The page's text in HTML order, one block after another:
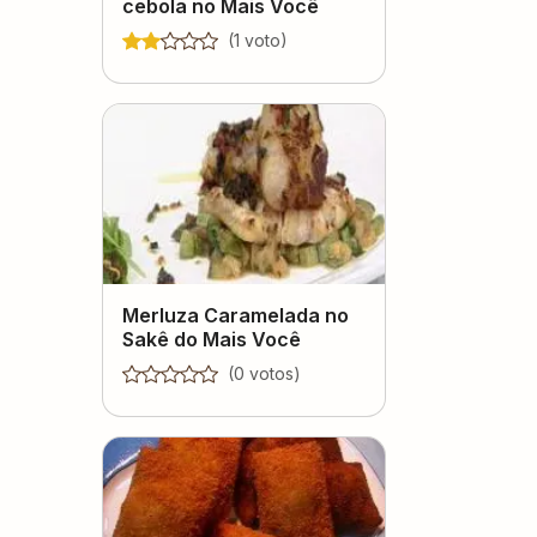
cebola no Mais Você
(1 voto)
Merluza Caramelada no
Sakê do Mais Você
(0 votos)